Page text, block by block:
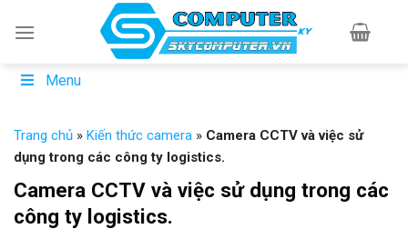
Menu
Trang chủ » Kiến thức camera » Camera CCTV và việc sử
dụng trong các công ty logistics.
Camera CCTV và việc sử dụng trong các
công ty logistics.